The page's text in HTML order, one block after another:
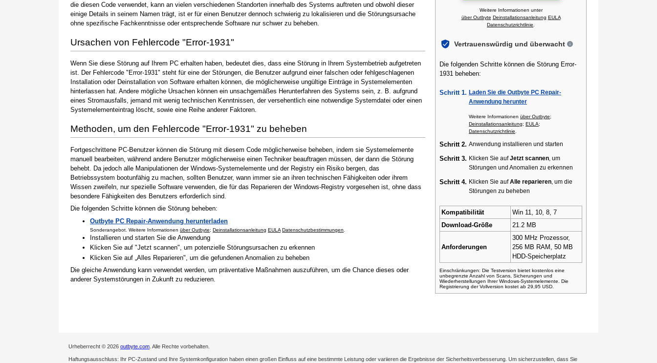
die diesen Code verwendet, kann an vielen verschiedenen Standorten innerhalb des Systems auftreten und obwohl dieser
einige Details in seinem Namen trägt, ist er für einen Benutzer dennoch schwierig zu lokalisieren und die Störungsursache
ohne spezifische Fachkenntnisse oder entsprechende Software nur schwer zu beheben.
Ursachen von Fehlercode "Error-1931"
Wenn Sie diese Störung auf Ihrem PC erhalten haben, bedeutet dies, dass eine Störung in Ihrem Systembetrieb aufgetreten
ist. Der Fehlercode "Error-1931" steht für eine der Störungen, die Benutzer aufgrund einer falschen oder fehlgeschlagenen
Installation oder Deinstallation von Software erhalten können, die möglicherweise ungültige Einträge in Systemelementen
hinterlassen hat. Andere mögliche Ursachen können ein unsachgemäßes Herunterfahren des Systems sein, z. B. aufgrund
eines Stromausfalls, jemand mit wenig technischen Kenntnissen, der versehentlich eine notwendige Systemdatei oder einen
Systemelementeintrag löscht, sowie eine Reihe anderer Faktoren.
Methoden, um den Fehlercode "Error-1931" zu beheben
Fortgeschrittene PC-Benutzer können die Störung mit diesem Code möglicherweise beheben, indem sie Systemelemente
manuell bearbeiten, während andere Benutzer möglicherweise einen Techniker beauftragen müssen, der dann die Störung
behebt. Da jedoch alle Manipulationen der Windows-Systemelemente und der Registry ein Risiko bergen, das
Betriebssystem bootunfähig zu machen, sollten Benutzer, wann immer sie an ihren technischen Fähigkeiten oder ihrem
Wissen zweifeln, nur spezielle Software verwenden, die für das Reparieren der Windows-Registry vorgesehen ist, ohne dass
besondere Fähigkeiten des Benutzers erforderlich sind.
Die folgenden Schritte können die Störung beheben:
Outbyte PC Repair-Anwendung herunterladen
Sonderangebot. Weitere Informationen über Outbyte; Deinstallationsanleitung EULA Datenschutzbestimmungen
Installieren und starten Sie die Anwendung
Klicken Sie auf "Jetzt scannen", um potenzielle Störungsursachen zu erkennen
Klicken Sie auf „Alles Reparieren", um die gefundenen Anomalien zu beheben
Die gleiche Anwendung kann verwendet werden, um präventative Maßnahmen auszuführen, um die Chance dieses oder
anderer Systemstörungen in Zukunft zu reduzieren.
Weitere Informationen unter
über Outbyte Deinstallationsanleitung EULA
Datenschutzrichtlinie
Vertrauenswürdig und überwacht
Die folgenden Schritte können die Störung Error-
1931 beheben:
Schritt 1. Laden Sie die Outbyte PC Repair-
Anwendung herunter
Weitere Informationen über Outbyte;
Deinstallationsanleitung; EULA;
Datenschutzrichtlinie
Schritt 2. Anwendung installieren und starten
Schritt 3. Klicken Sie aufJetzt scannen , um
Störungen und Anomalien zu erkennen
Schritt 4. Klicken Sie aufAlle reparieren , um die
Störungen zu beheben
Kompatibilität
Win 11, 10, 8, 7
Download-Größe
21.2 MB
Anforderungen
300 MHz Prozessor,
256 MB RAM, 50 MB
HDD-Speicherplatz
Einschränkungen: Die Testversion bietet kostenlos eine
unbegrenzte Anzahl von Scans, Sicherungen und
Wiederherstellungen Ihrer Windows-Systemelemente. Die
Registrierung der Vollversion kostet ab 29,95 USD.
Urheberrecht © 2026 outbyte.com . Alle Rechte vorbehalten.
Haftungsausschluss: Ihr PC-Zustand und Ihre Systemkonfiguration haben einen großen Einfluss auf eine bestimmte Leistung oder variieren die Ergebnisse der Sicherheitsverbesserung. Um sicherzustellen, dass Sie